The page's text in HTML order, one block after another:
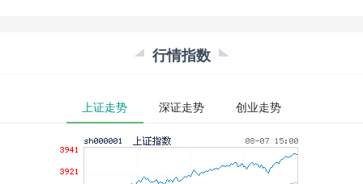
行情指数
上证走势 深证走势 创业走势